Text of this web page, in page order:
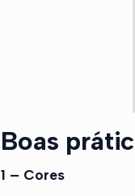
Boas
1 – Cores